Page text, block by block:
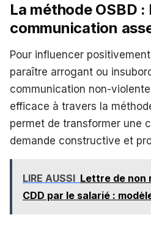
La méthode OSBD :
communication
Pour influencer
paraître arrogant ou
communication non-
efficace à travers la
permet de transformer une
demande constructive et
LIRE AUSSI Lettre de non
CDD par le salarié :